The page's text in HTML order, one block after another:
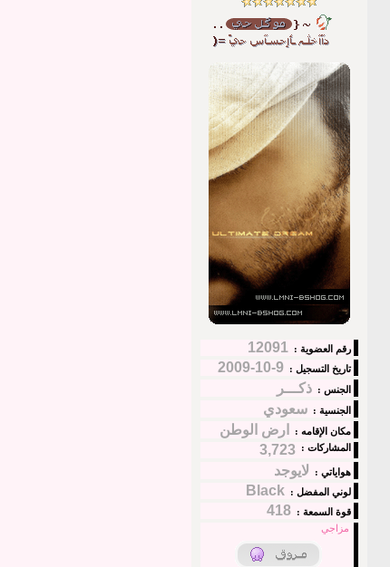
رقم العضوية : 12091
تاريخ التسجيل : 9-10-2009
الجنس : ذكـــر
الجنسية : سعودي
مكان الإقامه : ارض الوطن
المشاركات : 3,723
هواياتي : لايوجد
لوني المفضل : Black
قوة السمعة : 418
مزاجي